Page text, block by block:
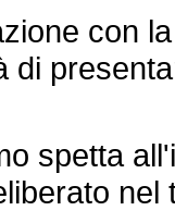
con
di
spetta
nel